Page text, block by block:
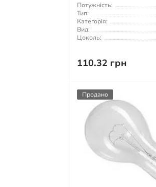
Потужність:
Тип:
Категорія:
Вид:
Цоколь:
110.32 грн
Продано